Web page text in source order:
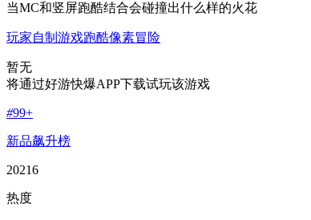
当MC和竖屏跑酷结合会碰撞出什么样的火花
玩家自制游戏跑酷像素冒险
暂无
将通过好游快爆APP下载试玩该游戏
#99+
新品飙升榜
20216
热度